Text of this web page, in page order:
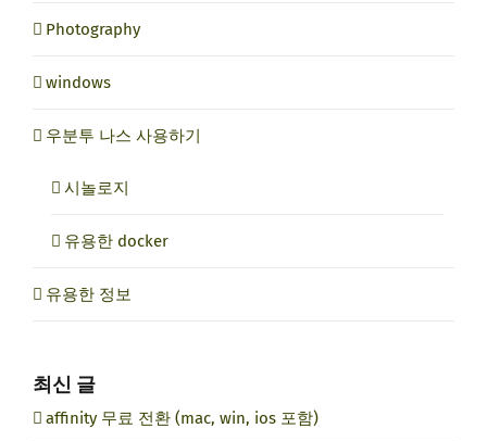
Photography
windows
우분투 나스 사용하기
시놀로지
유용한 docker
유용한 정보
최신 글
affinity 무료 전환 (mac, win, ios 포함)